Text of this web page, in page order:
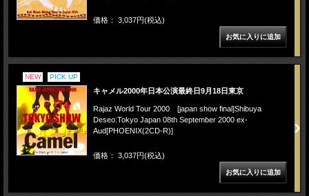
価格： 3,037円(税込)
NEW PICK UP
キャメル2000年日本公演最終日9月18日東京
Rajaz World Tour 2000 [japan show final]Shibuya
Deseo:Tokyo Japan 08th September 2000 ex-
Aud[PHOENIX(2CD-R)]
価格： 3,037円(税込)